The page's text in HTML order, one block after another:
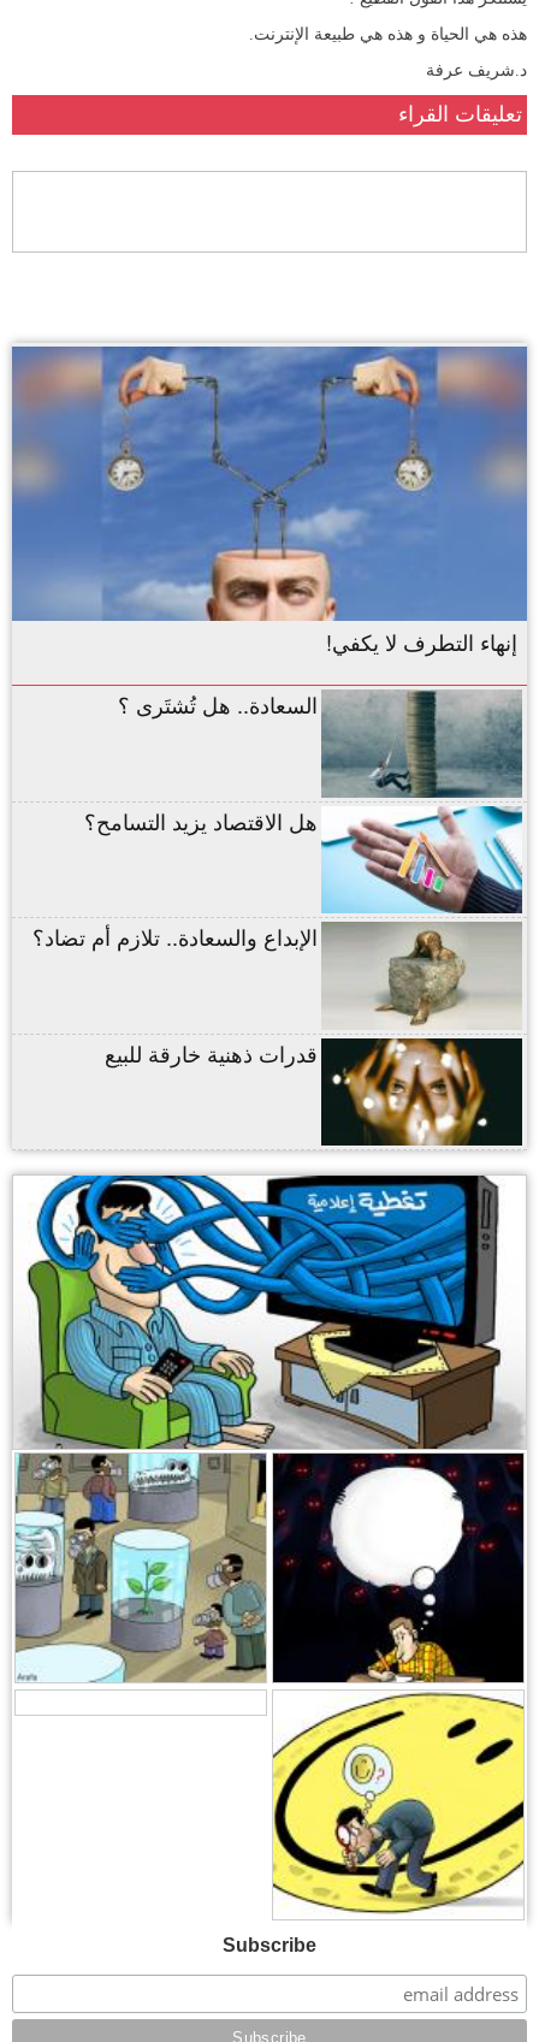
هذه هي الحياة و هذه هي طبيعة الإنترنت.
د.شريف عرفة
تعليقات القراء
إنهاء التطرف لا يكفي!
السعادة.. هل تُشتَرى ؟
هل الاقتصاد يزيد التسامح؟
الإبداع والسعادة.. تلازم أم تضاد؟
قدرات ذهنية خارقة للبيع
,
,
,
Subscribe